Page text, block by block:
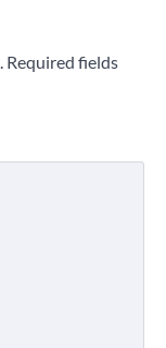
Required fields